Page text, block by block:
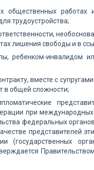
общественных работах
трудоустройства;
лишения свободы и в
ребенком-инвалидом
вместе с
в общей сложности;
при международных
федеральных
представителей
(государственных